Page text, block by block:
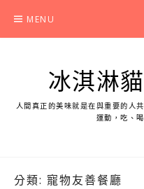
content
MENU
冰淇淋
人間真正的美味就是在與重要的人
運動，吃、
分類: 寵物友善餐廳